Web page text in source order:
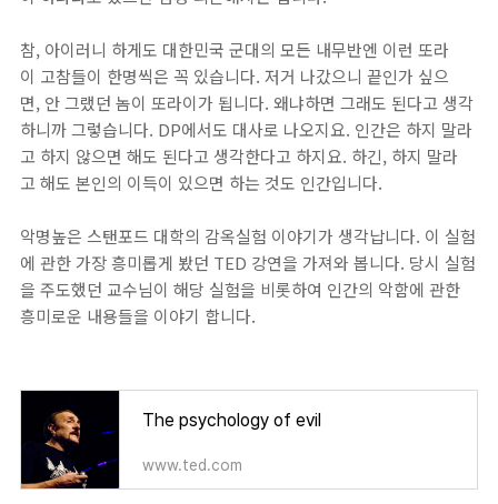
참, 아이러니 하게도 대한민국 군대의 모든 내무반엔 이런 또라
이 고참들이 한명씩은 꼭 있습니다. 저거 나갔으니 끝인가 싶으
면, 안 그랬던 놈이 또라이가 됩니다. 왜냐하면 그래도 된다고 생각
하니까 그렇습니다. DP에서도 대사로 나오지요. 인간은 하지 말라
고 하지 않으면 해도 된다고 생각한다고 하지요. 하긴, 하지 말라
고 해도 본인의 이득이 있으면 하는 것도 인간입니다.
악명높은 스탠포드 대학의 감옥실험 이야기가 생각납니다. 이 실험
에 관한 가장 흥미롭게 봤던 TED 강연을 가져와 봅니다. 당시 실험
을 주도했던 교수님이 해당 실험을 비롯하여 인간의 악함에 관한
흥미로운 내용들을 이야기 합니다.
The psychology of evil
www.ted.com